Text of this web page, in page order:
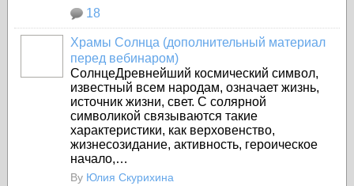
18
Храмы Солнца (дополнительный материал
перед вебинаром)
СолнцеДревнейший космический символ,
известный всем народам, означает жизнь,
источник жизни, свет. С солярной
символикой связываются такие
характеристики, как верховенство,
жизнесозидание, активность, героическое
начало,…
By Юлия Скурихина